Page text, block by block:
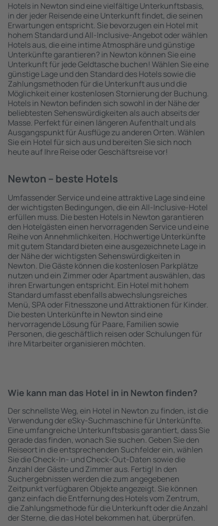
Hotels in Newton sind eine vielfältige Unterkunftsbasis,
in der jeder Reisende eine Unterkunft findet, die seinen
Erwartungen entspricht. Sie bevorzugen ein Hotel mit
hohem Standard und All-Inclusive-Angebot oder wählen
Hotels aus, die eine intime Atmosphäre und günstige
Unterkünfte garantieren? in Newton können Sie eine
Unterkunft für jede Geldtasche buchen! Wählen Sie eine
günstige Lage und den Standard des Hotels sowie die
Zahlungsmethoden für die Unterkunft aus und die
Möglichkeit einer kostenlosen Stornierung der Buchung.
Hotels in Newton befinden sich sowohl in der Nähe der
beliebtesten Sehenswürdigkeiten als auch abseits der
Masse. Perfekt für einen längeren Aufenthalt und als
Ausgangspunkt für Ausflüge zu anderen Orten. Wählen
Sie ein Hotel für sich aus und bereiten Sie sich noch
heute auf Ihre Reise oder Geschäftsreise vor!
Newton – beste Hotels
Umfassender Service und eine attraktive Lage sind eine
der wichtigsten Bedingungen, die ein All-Inclusive-Hotel
erfüllen muss. Die besten Hotels in Newton garantieren
den Hotelgästen einen hervorragenden Service und eine
Reihe von Annehmlichkeiten. Hochwertige Unterkünfte
mit gutem Standard bieten eine ausgezeichnete Lage in
der Nähe der wichtigsten Sehenswürdigkeiten in
Newton. Die Gäste können die kostenlosen Parkplätze
nutzen und ein Zimmer oder Apartment auswählen, das
ihren Erwartungen entspricht. Ein Hotel mit hohem
Standard umfasst ebenfalls abwechslungsreiches
Menü, SPA oder Fitnesszone und Attraktionen für Kinder.
Die besten Unterkünfte in Newton sind eine
hervorragende Lösung für Paare, Familien sowie
Personen, die geschäftlich reisen oder Schulungen für
ihre Mitarbeiter organisieren möchten.
Wie kann man das Hotel in in Newton finden?
Der schnellste Weg, ein Hotel in Newton zu finden, ist die
Verwendung der eSky-Suchmaschine für Unterkünfte.
Eine umfangreiche Unterkunftsbasis garantiert, dass Sie
gerade das finden, wonach Sie suchen. Geben Sie den
Reiseort in die entsprechenden Suchfelder ein, wählen
Sie die Check-In- und Check-Out-Daten sowie die
Anzahl der Gäste und Zimmer aus. Fertig! In den
Suchergebnissen werden die zum angegebenen
Zeitpunkt verfügbaren Objekte angezeigt. Sie können
ganz einfach die Entfernung des Hotels vom Zentrum,
die Zahlungsmethode für die Unterkunft oder die Anzahl
der Sterne, die das Hotel bekommen hat, überprüfen.